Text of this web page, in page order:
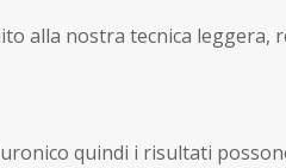
alla nostra tecnica leggera,
quindi i risultati